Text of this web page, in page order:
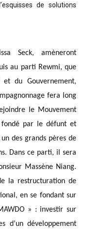
de solutions
Seck, amèneront
au parti Rewmi, que
du Gouvernement,
fera long
le Mouvement
fondé par le défunt et
des grands pères de
Dans ce parti, il sera
Massène Niang.
la restructuration de
en se fondant sur
» : investir sur
d’un développement